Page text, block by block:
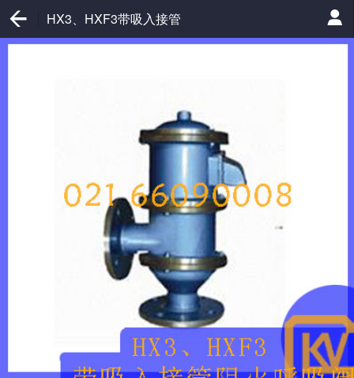
HX3、HXF3带吸入接管
阻火呼吸阀